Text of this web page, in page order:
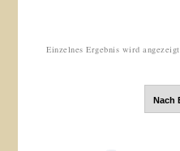
Einzelnes Ergebnis wird angezeigt